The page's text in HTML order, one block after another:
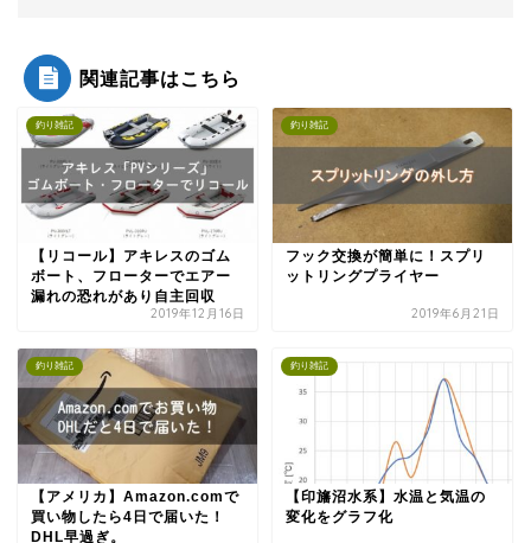
関連記事はこちら
釣り雑記
【リコール】アキレスのゴム
ボート、フローターでエアー
漏れの恐れがあり自主回収
2019年12月16日
釣り雑記
フック交換が簡単に！スプリ
ットリングプライヤー
2019年6月21日
釣り雑記
【アメリカ】Amazon.comで
買い物したら4日で届いた！
DHL早過ぎ。
釣り雑記
【印旛沼水系】水温と気温の
変化をグラフ化